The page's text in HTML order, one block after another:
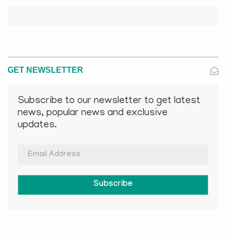
GET NEWSLETTER
Subscribe to our newsletter to get latest
news, popular news and exclusive
updates.
Subscribe